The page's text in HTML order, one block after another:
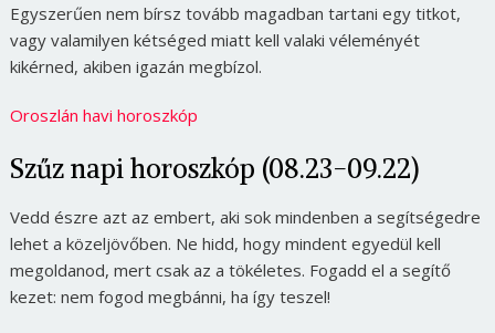
Egyszerűen nem bírsz tovább magadban tartani egy titkot,
vagy valamilyen kétséged miatt kell valaki véleményét
kikérned, akiben igazán megbízol.
Oroszlán havi horoszkóp
Szűz napi horoszkóp (08.23-09.22)
Vedd észre azt az embert, aki sok mindenben a segítségedre
lehet a közeljövőben. Ne hidd, hogy mindent egyedül kell
megoldanod, mert csak az a tökéletes. Fogadd el a segítő
kezet: nem fogod megbánni, ha így teszel!